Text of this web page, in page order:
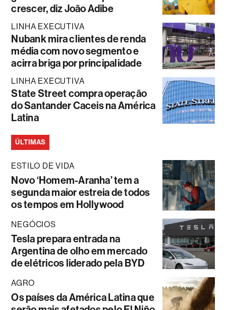
crescer, diz João Adibe
LINHA EXECUTIVA
Nubank mira clientes de renda
média com novo segmento e
acirra briga por principalidade
LINHA EXECUTIVA
State Street compra operação
do Santander Caceis na América
Latina
ÚLTIMAS
ESTILO DE VIDA
Novo ‘Homem-Aranha’ tem a
segunda maior estreia de todos
os tempos em Hollywood
NEGÓCIOS
Tesla prepara entrada na
Argentina de olho em mercado
de elétricos liderado pela BYD
AGRO
Os países da América Latina que